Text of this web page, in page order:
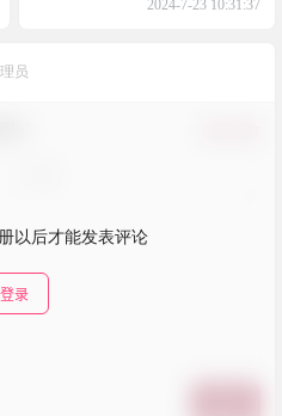
2024-7-23 10:31:37
员
以后才能发表评论
登录